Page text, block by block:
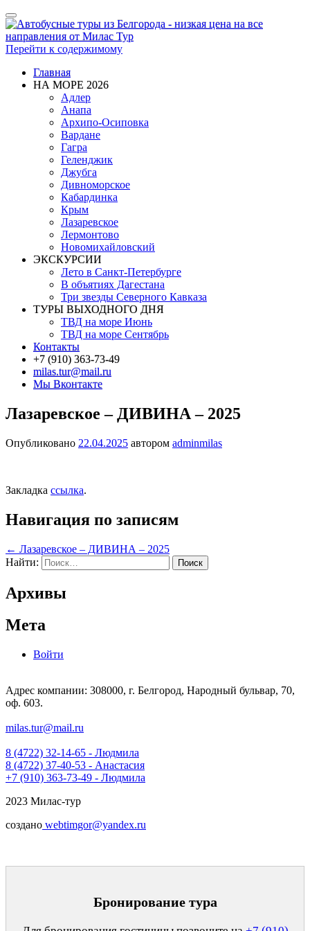
Показать/
Скрыть
навигацию
Перейти к содержимому
Главная
НА МОРЕ 2026
Адлер
Анапа
Архипо-Осиповка
Вардане
Гагра
Геленджик
Джубга
Дивноморское
Кабардинка
Крым
Лазаревское
Лермонтово
Новомихайловский
ЭКСКУРСИИ
Лето в Санкт-Петербурге
В объятиях Дагестана
Три звезды Северного Кавказа
ТУРЫ ВЫХОДНОГО ДНЯ
ТВД на море Июнь
ТВД на море Сентябрь
Контакты
+7 (910) 363-73-49
milas.tur@mail.ru
Мы Вконтакте
Лазаревское – ДИВИНА – 2025
Опубликовано 22.04.2025 автором adminmilas
Закладка ссылка.
Навигация по записям
← Лазаревское – ДИВИНА – 2025
Найти:
Архивы
Мета
Войти
Адрес компании: 308000, г. Белгород, Народный бульвар, 70,
оф. 603.
milas.tur@mail.ru
8 (4722) 32-14-65 - Людмила
8 (4722) 37-40-53 - Анастасия
+7 (910) 363-73-49 - Людмила
2023 Милас-тур
создано webtimgor@yandex.ru
Бронирование тура